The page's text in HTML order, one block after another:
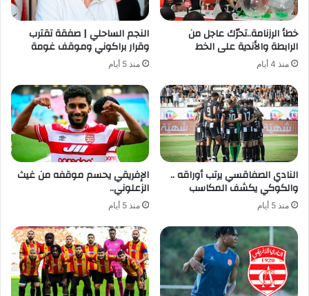
خطأ الرزنامة..تحرّك عاجل من
الرابطة والأندية على الخط
منذ 4 أيام
النجم الساحلي | صفقة تقترب
وقرار براكوني وموقف غومة
منذ 5 أيام
النادي الصفاقسي يرتب أوراقه ..
والكوكي يكشف المكاسب
منذ 5 أيام
الإفريقي يحسم موقفه من غيث
الزعلوني..
منذ 5 أيام